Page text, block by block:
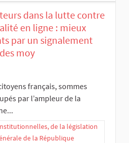
dans la lutte contre
en ligne : mieux
par un signalement
moy
français, sommes
par l’ampleur de la
de la législation
de la République